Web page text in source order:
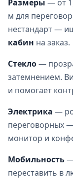
Размеры — от
м для
нестандарт —
кабин на заказ.
Стекло—
затемнением.
и помогает
Электрика —
переговорных
монитор и
Мобильность
переставить в